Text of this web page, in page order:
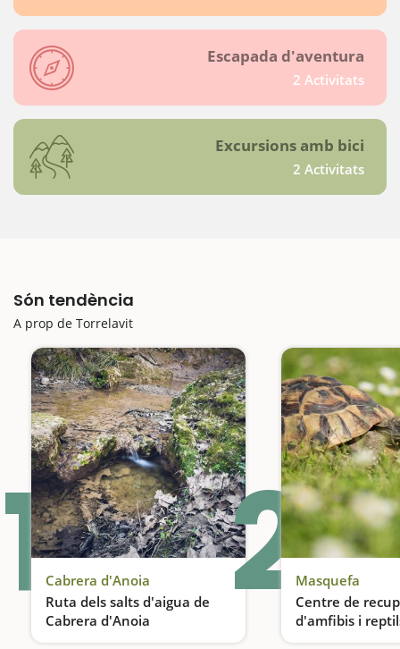
Escapada d'aventura
2 Activitats
Excursions amb bici
2 Activitats
Són tendència
A prop de Torrelavit
1 Cabrera d'Anoia
Ruta dels salts d'aigua de
Cabrera d'Anoia
Descens de barrancs
2Masquefa
Centre de
d'amfibis i
Catalunya a